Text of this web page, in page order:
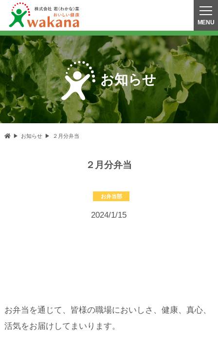
お知らせ
お知らせ ２月分弁当
２月分弁当
お弁当部
2024/1/15
お弁当を通じて、皆様の職場においしさ、健康、真心、
活気をお届けしてまいります。